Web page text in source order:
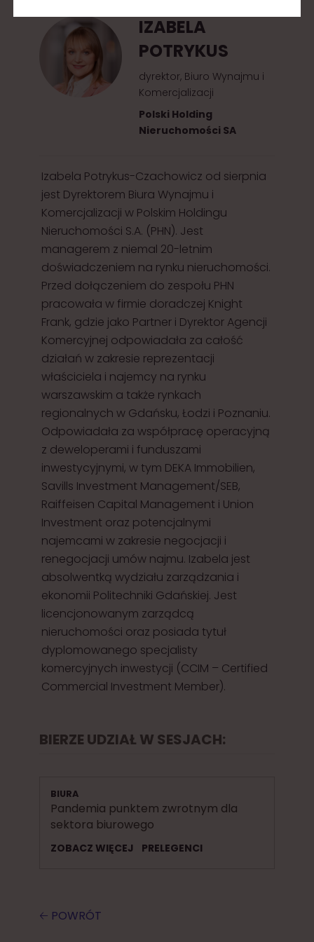
IZABELA
POTRYKUS
dyrektor, Biuro Wynajmu i
Komercjalizacji
Polski Holding
Nieruchomości SA
Izabela Potrykus-Czachowicz od sierpnia
jest Dyrektorem Biura Wynajmu i
Komercjalizacji w Polskim Holdingu
Nieruchomości S.A. (PHN). Jest
managerem z niemal 20-letnim
doświadczeniem na rynku nieruchomości.
Przed dołączeniem do zespołu PHN
pracowała w firmie doradczej Knight
Frank, gdzie jako Partner i Dyrektor Agencji
Komercyjnej odpowiadała za całość
działań w zakresie reprezentacji
właściciela i najemcy na rynku
warszawskim a także rynkach
regionalnych w Gdańsku, Łodzi i Poznaniu.
Odpowiadała za współpracę operacyjną
z deweloperami i funduszami
inwestycyjnymi, w tym DEKA Immobilien,
Savills Investment Management/SEB,
Raiffeisen Capital Management i Union
Investment oraz potencjalnymi
najemcami w zakresie negocjacji i
renegocjacji umów najmu. Izabela jest
absolwentką wydziału zarządzania i
ekonomii Politechniki Gdańskiej. Jest
licencjonowanym zarządcą
nieruchomości oraz posiada tytuł
dyplomowanego specjalisty
komercyjnych inwestycji (CCIM – Certified
Commercial Investment Member).
BIERZE UDZIAŁ W SESJACH:
BIURA
Pandemia punktem zwrotnym dla
sektora biurowego
ZOBACZ WIĘCEJ PRELEGENCI
🡠 POWRÓT